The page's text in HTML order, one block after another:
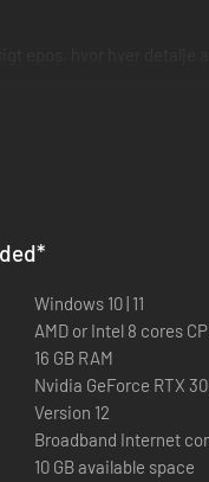
*
Windows 10 | 11
AMD or Intel 8 cores
16 GB RAM
Nvidia GeForce RTX
Version 12
Broadband Internet
10 GB available space